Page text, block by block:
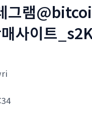
그램
사이트